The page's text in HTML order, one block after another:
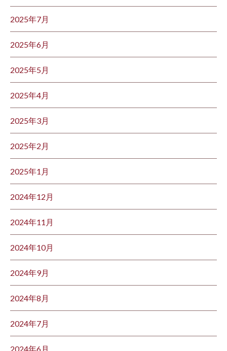
2025年7月
2025年6月
2025年5月
2025年4月
2025年3月
2025年2月
2025年1月
2024年12月
2024年11月
2024年10月
2024年9月
2024年8月
2024年7月
2024年6月